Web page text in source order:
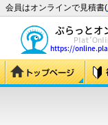
会員はオンラインで見積書(